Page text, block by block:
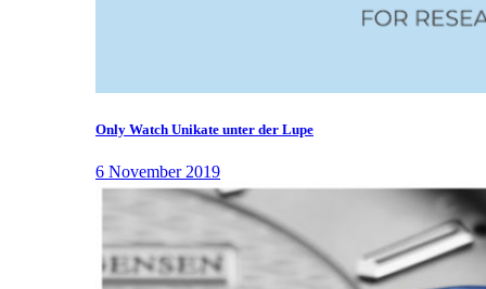
Only Watch Unikate unter der Lupe
6 November 2019